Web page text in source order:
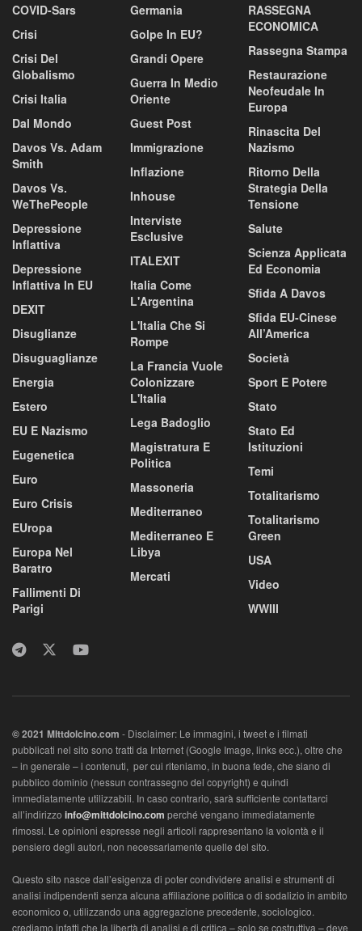
COVID-Sars
Crisi
Crisi Del
Globalismo
Crisi Italia
Dal Mondo
Davos Vs. Adam
Smith
Davos Vs.
WeThePeople
Depressione
Inflattiva
Depressione
Inflattiva In EU
DEXIT
Disuglianze
Disuguaglianze
Energia
Estero
EU E Nazismo
Eugenetica
Euro
Euro Crisis
EUropa
Europa Nel
Baratro
Fallimenti Di
Parigi
Germania
Golpe In EU?
Grandi Opere
Guerra In Medio
Oriente
Guest Post
Immigrazione
Inflazione
Inhouse
Interviste
Esclusive
ITALEXIT
Italia Come
L'Argentina
L'Italia Che Si
Rompe
La Francia Vuole
Colonizzare
L'Italia
Lega Badoglio
Magistratura E
Politica
Massoneria
Mediterraneo
Mediterraneo E
Libya
Mercati
RASSEGNA
ECONOMICA
Rassegna Stampa
Restaurazione
Neofeudale In
Europa
Rinascita Del
Nazismo
Ritorno Della
Strategia Della
Tensione
Salute
Scienza Applicata
Ed Economia
Sfida A Davos
Sfida EU-Cinese
All’America
Società
Sport E Potere
Stato
Stato Ed
Istituzioni
Temi
Totalitarismo
Totalitarismo
Green
USA
Video
WWIII
© 2021 MIttdolcino.com - Disclaimer: Le immagini, i tweet e i filmati
pubblicati nel sito sono tratti da Internet (Google Image, links ecc.), oltre che
– in generale – i contenuti, per cui riteniamo, in buona fede, che siano di
pubblico dominio (nessun contrassegno del copyright) e quindi
immediatamente utilizzabili. In caso contrario, sarà sufficiente contattarci
all’indirizzo info@mittdolcino.com perché vengano immediatamente
rimossi. Le opinioni espresse negli articoli rappresentano la volontà e il
pensiero degli autori, non necessariamente quelle del sito.
Questo sito nasce dall’esigenza di poter condividere analisi e strumenti di
analisi indipendenti senza alcuna affiliazione politica o di sodalizio in ambito
economico o, utilizzando una aggregazione precedente, sociologico.
crediamo infatti che la libertà di analisi e di critica – solo se costruttiva – deve